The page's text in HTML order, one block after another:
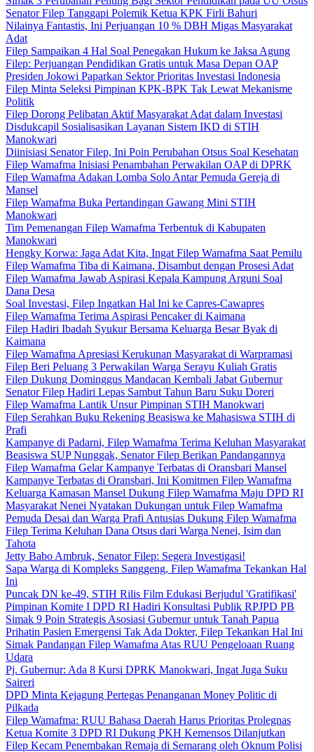
Senator Filep Tanggapi Polemik Ketua KPK Firli Bahuri
Nilainya Fantastis, Ini Perjuangan 10 % DBH Migas Masyarakat
Adat
Filep Sampaikan 4 Hal Soal Penegakan Hukum ke Jaksa Agung
Filep: Perjuangan Pendidikan Gratis untuk Masa Depan OAP
Presiden Jokowi Paparkan Sektor Prioritas Investasi Indonesia
Filep Minta Seleksi Pimpinan KPK-BPK Tak Lewat Mekanisme
Politik
Filep Dorong Pelibatan Aktif Masyarakat Adat dalam Investasi
Disdukcapil Sosialisasikan Layanan Sistem IKD di STIH
Manokwari
Diinisiasi Senator Filep, Ini Poin Perubahan Otsus Soal Kesehatan
Filep Wamafma Inisiasi Penambahan Perwakilan OAP di DPRK
Filep Wamafma Adakan Lomba Solo Antar Pemuda Gereja di
Mansel
Filep Wamafma Buka Pertandingan Gawang Mini STIH
Manokwari
Tim Pemenangan Filep Wamafma Terbentuk di Kabupaten
Manokwari
Hengky Korwa: Jaga Adat Kita, Ingat Filep Wamafma Saat Pemilu
Filep Wamafma Tiba di Kaimana, Disambut dengan Prosesi Adat
Filep Wamafma Jawab Aspirasi Kepala Kampung Arguni Soal
Dana Desa
Soal Investasi, Filep Ingatkan Hal Ini ke Capres-Cawapres
Filep Wamafma Terima Aspirasi Pencaker di Kaimana
Filep Hadiri Ibadah Syukur Bersama Keluarga Besar Byak di
Kaimana
Filep Wamafma Apresiasi Kerukunan Masyarakat di Warpramasi
Filep Beri Peluang 3 Perwakilan Warga Serayu Kuliah Gratis
Filep Dukung Dominggus Mandacan Kembali Jabat Gubernur
Senator Filep Hadiri Lepas Sambut Tahun Baru Suku Doreri
Filep Wamafma Lantik Unsur Pimpinan STIH Manokwari
Filep Serahkan Buku Rekening Beasiswa ke Mahasiswa STIH di
Prafi
Kampanye di Padarni, Filep Wamafma Terima Keluhan Masyarakat
Beasiswa SUP Nunggak, Senator Filep Berikan Pandangannya
Filep Wamafma Gelar Kampanye Terbatas di Oransbari Mansel
Kampanye Terbatas di Oransbari, Ini Komitmen Filep Wamafma
Keluarga Kamasan Mansel Dukung Filep Wamafma Maju DPD RI
Masyarakat Nenei Nyatakan Dukungan untuk Filep Wamafma
Pemuda Desai dan Warga Prafi Antusias Dukung Filep Wamafma
Filep Terima Keluhan Dana Otsus dari Warga Nenei, Isim dan
Tahota
Jetty Babo Ambruk, Senator Filep: Segera Investigasi!
Sapa Warga di Kompleks Sanggeng, Filep Wamafma Tekankan Hal
Ini
Puncak DN ke-49, STIH Rilis Film Edukasi Berjudul 'Gratifikasi'
Pimpinan Komite I DPD RI Hadiri Konsultasi Publik RPJPD PB
Simak 9 Poin Strategis Asosiasi Gubernur untuk Tanah Papua
Prihatin Pasien Emergensi Tak Ada Dokter, Filep Tekankan Hal Ini
Simak Pandangan Filep Wamafma Atas RUU Pengeloaan Ruang
Udara
Pj. Gubernur: Ada 8 Kursi DPRK Manokwari, Ingat Juga Suku
Saireri
DPD Minta Kejagung Pertegas Penanganan Money Politic di
Pilkada
Filep Wamafma: RUU Bahasa Daerah Harus Prioritas Prolegnas
Ketua Komite 3 DPD RI Dukung PKH Kemensos Dilanjutkan
Filep Kecam Penembakan Remaja di Semarang oleh Oknum Polisi